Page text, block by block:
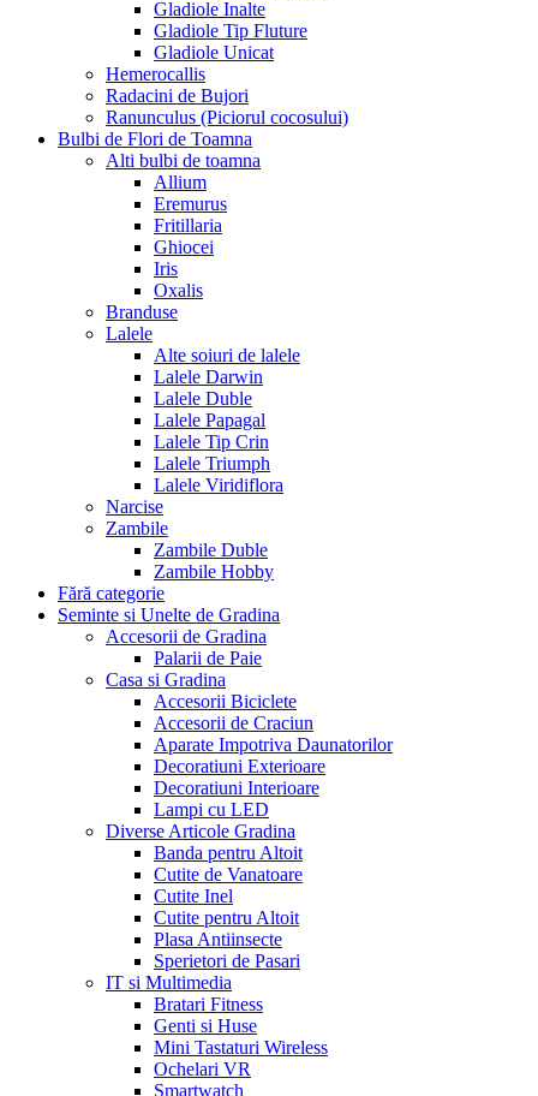
Gladiole Inalte
Gladiole Tip Fluture
Gladiole Unicat
Hemerocallis
Radacini de Bujori
Ranunculus (Piciorul cocosului)
Bulbi de Flori de Toamna
Alti bulbi de toamna
Allium
Eremurus
Fritillaria
Ghiocei
Iris
Oxalis
Branduse
Lalele
Alte soiuri de lalele
Lalele Darwin
Lalele Duble
Lalele Papagal
Lalele Tip Crin
Lalele Triumph
Lalele Viridiflora
Narcise
Zambile
Zambile Duble
Zambile Hobby
Fără categorie
Seminte si Unelte de Gradina
Accesorii de Gradina
Palarii de Paie
Casa si Gradina
Accesorii Biciclete
Accesorii de Craciun
Aparate Impotriva Daunatorilor
Decoratiuni Exterioare
Decoratiuni Interioare
Lampi cu LED
Diverse Articole Gradina
Banda pentru Altoit
Cutite de Vanatoare
Cutite Inel
Cutite pentru Altoit
Plasa Antiinsecte
Sperietori de Pasari
IT si Multimedia
Bratari Fitness
Genti si Huse
Mini Tastaturi Wireless
Ochelari VR
Smartwatch